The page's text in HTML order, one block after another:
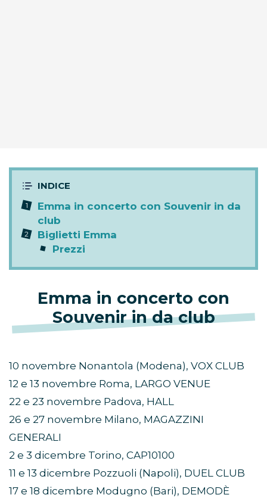
Emma in concerto con Souvenir in da
club
Biglietti Emma
Prezzi
Emma in concerto con
Souvenir in da club
10 novembre Nonantola (Modena), VOX CLUB
12 e 13 novembre Roma, LARGO VENUE
22 e 23 novembre Padova, HALL
26 e 27 novembre Milano, MAGAZZINI
GENERALI
2 e 3 dicembre Torino, CAP10100
11 e 13 dicembre Pozzuoli (Napoli), DUEL CLUB
17 e 18 dicembre Modugno (Bari), DEMODÈ